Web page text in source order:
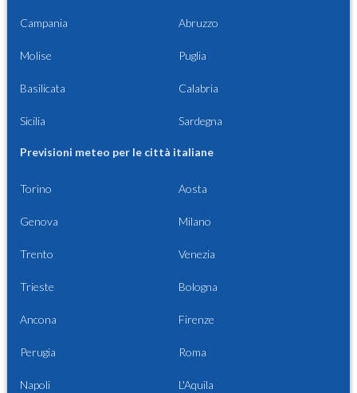
Campania Abruzzo
Molise Puglia
Basilicata Calabria
Sicilia Sardegna
Previsioni meteo per le città italiane
Torino Aosta
Genova Milano
Trento Venezia
Trieste Bologna
Ancona Firenze
Perugia Roma
Napoli L'Aquila